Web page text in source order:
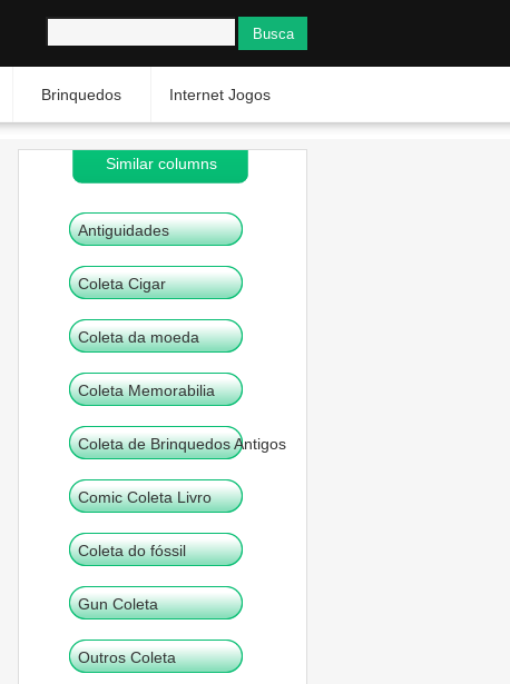
Brinquedos Internet Jogos
Similar columns
Antiguidades
Coleta Cigar
Coleta da moeda
Coleta Memorabilia
Coleta de Brinquedos Antigos
Comic Coleta Livro
Coleta do fóssil
Gun Coleta
Outros Coleta